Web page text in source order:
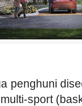
penghuni
sport